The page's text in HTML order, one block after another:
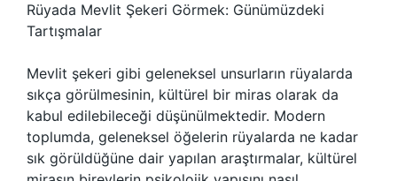
Rüyada Mevlit Şekeri Görmek: Günümüzdeki
Tartışmalar
Mevlit şekeri gibi geleneksel unsurların rüyalarda
sıkça görülmesinin, kültürel bir miras olarak da
kabul edilebileceği düşünülmektedir. Modern
toplumda, geleneksel öğelerin rüyalarda ne kadar
sık görüldüğüne dair yapılan araştırmalar, kültürel